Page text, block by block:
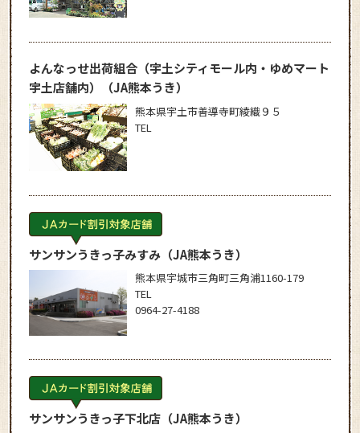
よんなっせ出荷組合（宇土シティモール内・ゆめマート
宇土店舗内）
（JA熊本うき）
熊本県宇土市善導寺町綾織９５
TEL
サンサンうきっ子みすみ（JA熊本うき）
熊本県宇城市三角町三角浦1160-179
TEL
0964-27-4188
サンサンうきっ子下北店（JA熊本うき）